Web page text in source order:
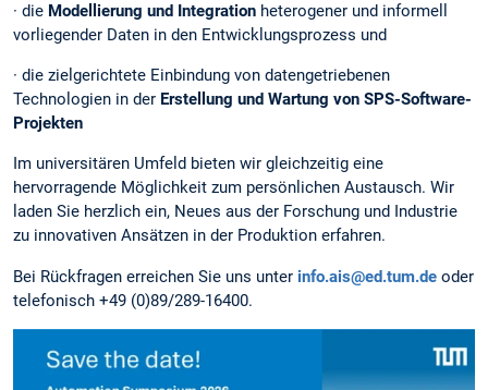
· die Modellierung und Integration heterogener und informell
vorliegender Daten in den Entwicklungsprozess und
· die zielgerichtete Einbindung von datengetriebenen
Technologien in der Erstellung und Wartung von SPS-Software-
Projekten
Im universitären Umfeld bieten wir gleichzeitig eine
hervorragende Möglichkeit zum persönlichen Austausch. Wir
laden Sie herzlich ein, Neues aus der Forschung und Industrie
zu innovativen Ansätzen in der Produktion erfahren.
Bei Rückfragen erreichen Sie uns unter info.ais@ed.tum.de oder
telefonisch +49 (0)89/289-16400.